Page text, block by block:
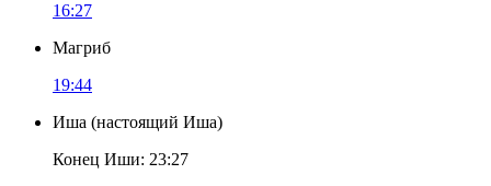
16:27
Магриб
19:44
Иша (настоящий Иша)
Конец Иши: 23:27